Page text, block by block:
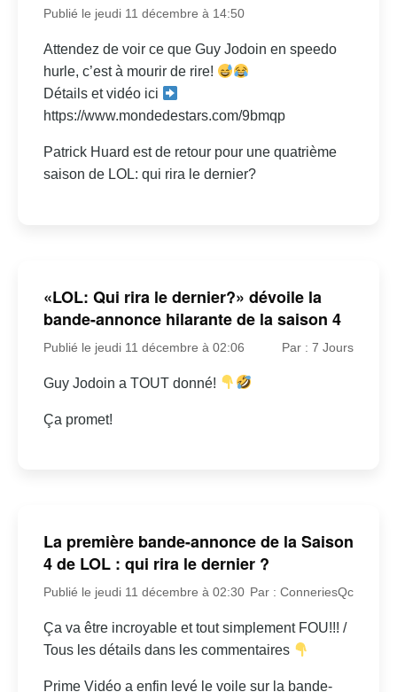
Publié le jeudi 11 décembre à 14:50
Attendez de voir ce que Guy Jodoin en speedo
hurle, c’est à mourir de rire!
Détails et vidéo ici
https://www.mondedestars.com/9bmqp
Patrick Huard est de retour pour une quatrième
saison de LOL: qui rira le dernier?
«LOL: Qui rira le dernier?» dévoile la
bande-annonce hilarante de la saison 4
Publié le jeudi 11 décembre à 02:06 Par : 7 Jours
Guy Jodoin a TOUT donné!
Ça promet!
La première bande-annonce de la Saison
4 de LOL : qui rira le dernier ?
Publié le jeudi 11 décembre à 02:30 Par : ConneriesQc
Ça va être incroyable et tout simplement FOU!!! /
Tous les détails dans les commentaires
Prime Vidéo a enfin levé le voile sur la bande-